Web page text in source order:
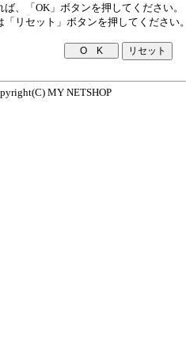
、「OK」ボタンを押してください。
リセット」ボタンを押してください。
MY NETSHOP